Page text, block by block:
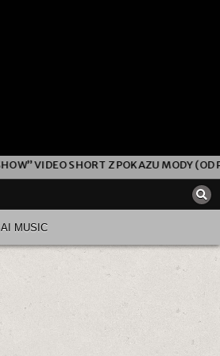
SHORT Z POKAZU MODY (OD
MUSIC